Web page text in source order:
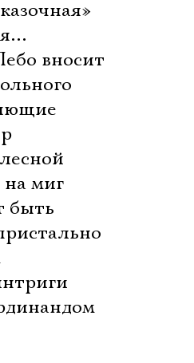
вносит
миг
быть